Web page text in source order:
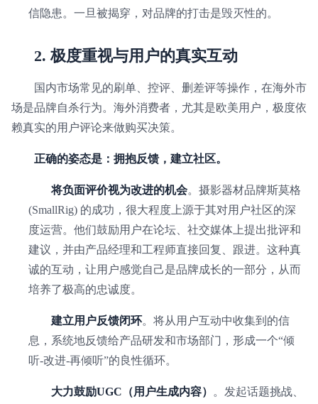
信隐患。一旦被揭穿，对品牌的打击是毁灭性的。
2. 极度重视与用户的真实互动
国内市场常见的刷单、控评、删差评等操作，在海外市
场是品牌自杀行为。海外消费者，尤其是欧美用户，极度依
赖真实的用户评论来做购买决策。
正确的姿态是：拥抱反馈，建立社区。
将负面评价视为改进的机会。摄影器材品牌斯莫格
(SmallRig) 的成功，很大程度上源于其对用户社区的深
度运营。他们鼓励用户在论坛、社交媒体上提出批评和
建议，并由产品经理和工程师直接回复、跟进。这种真
诚的互动，让用户感觉自己是品牌成长的一部分，从而
培养了极高的忠诚度。
建立用户反馈闭环。将从用户互动中收集到的信
息，系统地反馈给产品研发和市场部门，形成一个“倾
听-改进-再倾听”的良性循环。
大力鼓励UGC（用户生成内容）
。发起话题挑战、